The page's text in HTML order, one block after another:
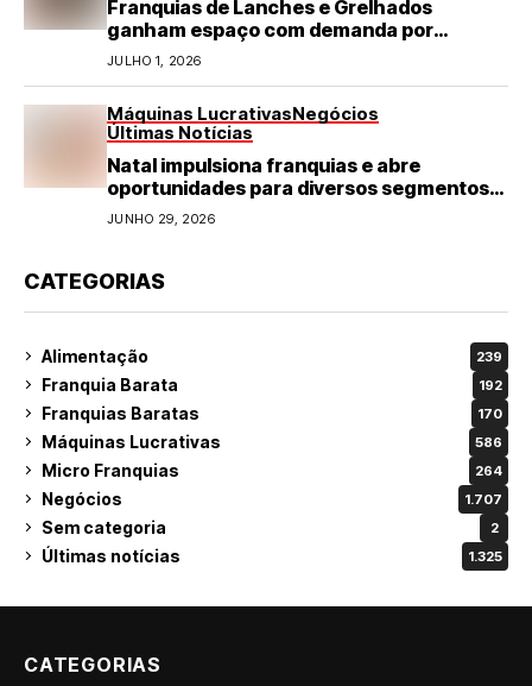
Franquias de Lanches e Grelhados
ganham espaço com demanda por
refeições rápidas e de qualidade
JULHO 1, 2026
Máquinas LucrativasNegócios
Últimas Notícias
Natal impulsiona franquias e abre
oportunidades para diversos segmentos
do varejo
JUNHO 29, 2026
CATEGORIAS
Alimentação 239
Franquia Barata 192
Franquias Baratas 170
Máquinas Lucrativas 586
Micro Franquias 264
Negócios 1.707
Sem categoria 2
Últimas notícias 1.325
CATEGORIAS